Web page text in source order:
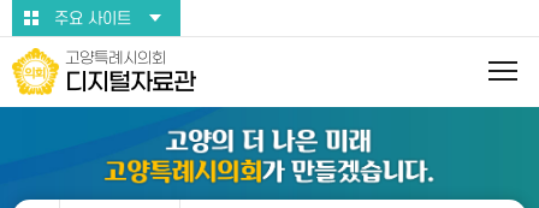
본문바로가기주요 사이트
고양특례시의회
디지털자료관